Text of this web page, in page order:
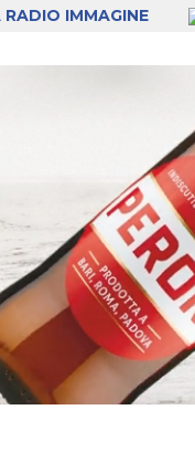
IMMAGINE